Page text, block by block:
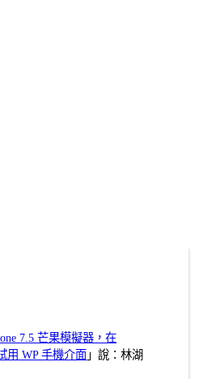
7.5 芒果模擬器，在
用 WP 手機介面 」說：林湖